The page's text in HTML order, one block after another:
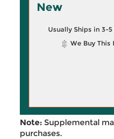
New
Usually Ships in 3-5
We Buy This
Note: Supplemental
purchases.